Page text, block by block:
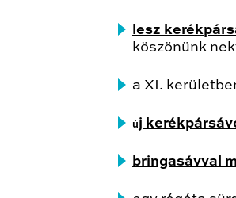
lesz
köszönünk
a XI.
új
bringasávval